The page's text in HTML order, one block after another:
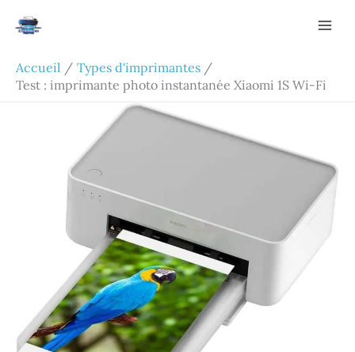
Accueil
Types d'imprimantes
Test : imprimante photo instantanée Xiaomi 1S Wi-Fi
Rechercher